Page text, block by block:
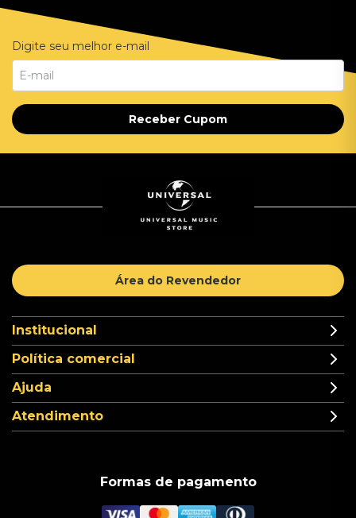
Digite seu melhor e-mail
Receber Cupom
Área do Revendedor
Institucional
Política comercial
Ajuda
Atendimento
Formas de pagamento